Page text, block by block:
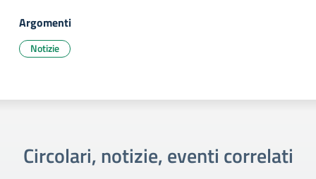
Argomenti
Notizie
Circolari, notizie, eventi correlati